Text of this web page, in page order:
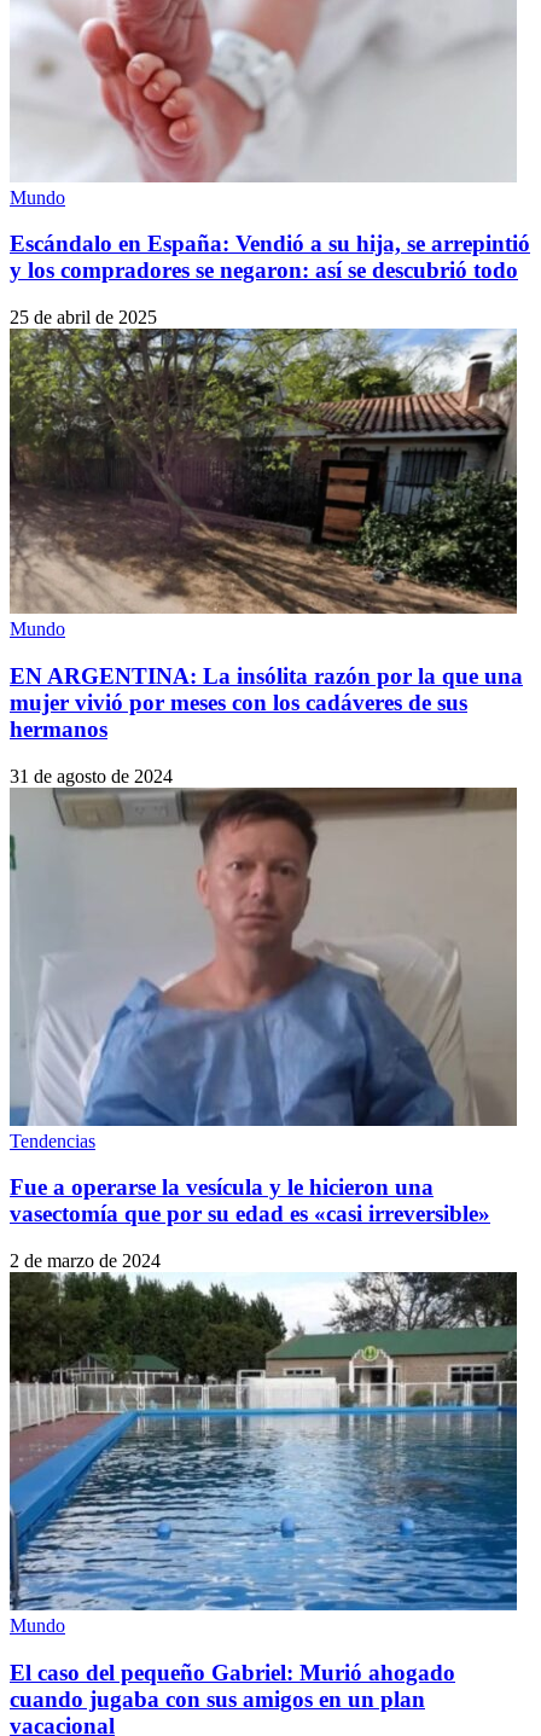
Mundo
Escándalo en España: Vendió a su hija, se arrepintió
y los compradores se negaron: así se descubrió todo
25 de abril de 2025
Mundo
EN ARGENTINA: La insólita razón por la que una
mujer vivió por meses con los cadáveres de sus
hermanos
31 de agosto de 2024
Tendencias
Fue a operarse la vesícula y le hicieron una
vasectomía que por su edad es «casi irreversible»
2 de marzo de 2024
Mundo
El caso del pequeño Gabriel: Murió ahogado
cuando jugaba con sus amigos en un plan
vacacional